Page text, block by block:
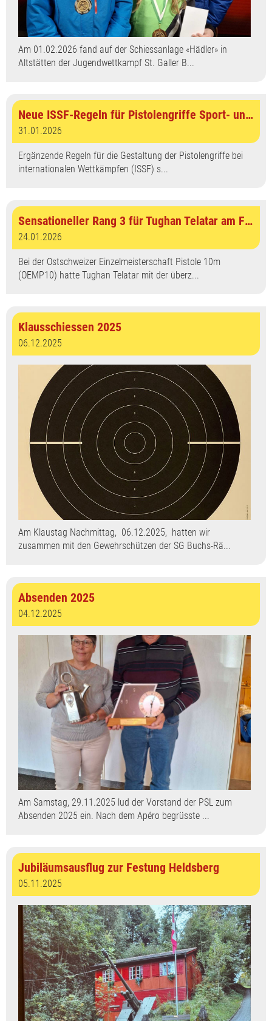
Am 01.02.2026 fand auf der Schiessanlage «Hädler» in
Altstätten der Jugendwettkampf St. Galler B...
Neue ISSF-Regeln für Pistolengriffe Sport- und Luftpistole
31.01.2026
Ergänzende Regeln für die Gestaltung der Pistolengriffe bei
internationalen Wettkämpfen (ISSF) s...
Sensationeller Rang 3 für Tughan Telatar am Final OEMP10 in Gais
24.01.2026
Bei der Ostschweizer Einzelmeisterschaft Pistole 10m
(OEMP10) hatte Tughan Telatar mit der überz...
Klausschiessen 2025
06.12.2025
Am Klaustag Nachmittag, 06.12.2025, hatten wir
zusammen mit den Gewehrschützen der SG Buchs-Rä...
Absenden 2025
04.12.2025
Am Samstag, 29.11.2025 lud der Vorstand der PSL zum
Absenden 2025 ein. Nach dem Apéro begrüsste ...
Jubiläumsausflug zur Festung Heldsberg
05.11.2025